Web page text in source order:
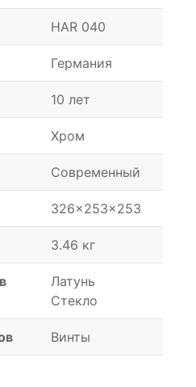
HAR 040
Германия
10 лет
Хром
Современный
326x253x253
3.46 кг
Латунь
Стекло
Винты